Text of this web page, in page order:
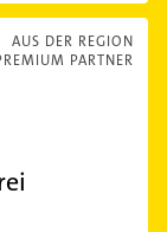
AUS DER REGION
PARTNER